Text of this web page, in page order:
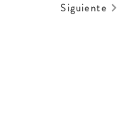
Siguiente